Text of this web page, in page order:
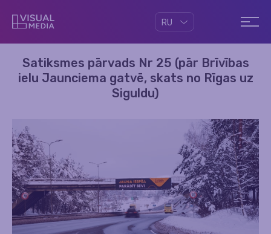
RU
Satiksmes pārvads Nr 25 (pār Brīvības
ielu Jaunciema gatvē, skats no Rīgas uz
Siguldu)